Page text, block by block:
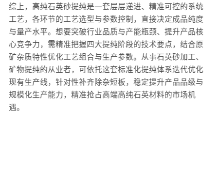
综上，高纯石英砂提纯是一套层层递进、精准可控的系统
工艺，各环节的工艺选型与参数控制，直接决定成品纯度
与量产水平。想要突破行业品质与产能瓶颈、提升产品核
心竞争力，需精准把握四大提纯阶段的技术要点，结合原
矿杂质特性优化工艺组合与生产参数。从事石英砂加工、
矿物提纯的从业者，可依托这套标准化提纯体系迭代优化
现有生产线，针对性补齐除杂短板，稳定提升产品品级与
规模化生产能力，精准抢占高端高纯石英材料的市场机
遇。